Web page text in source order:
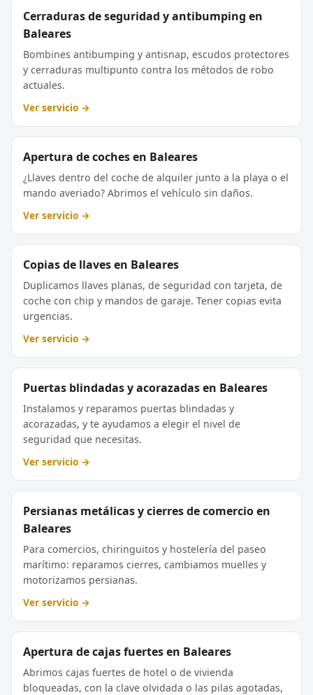
Cerraduras de seguridad y antibumping en
Baleares
Bombines antibumping y antisnap, escudos protectores
y cerraduras multipunto contra los métodos de robo
actuales.
Ver servicio →
Apertura de coches en Baleares
¿Llaves dentro del coche de alquiler junto a la playa o el
mando averiado? Abrimos el vehículo sin daños.
Ver servicio →
Copias de llaves en Baleares
Duplicamos llaves planas, de seguridad con tarjeta, de
coche con chip y mandos de garaje. Tener copias evita
urgencias.
Ver servicio →
Puertas blindadas y acorazadas en Baleares
Instalamos y reparamos puertas blindadas y
acorazadas, y te ayudamos a elegir el nivel de
seguridad que necesitas.
Ver servicio →
Persianas metálicas y cierres de comercio en
Baleares
Para comercios, chiringuitos y hostelería del paseo
marítimo: reparamos cierres, cambiamos muelles y
motorizamos persianas.
Ver servicio →
Apertura de cajas fuertes en Baleares
Abrimos cajas fuertes de hotel o de vivienda
bloqueadas, con la clave olvidada o las pilas agotadas,